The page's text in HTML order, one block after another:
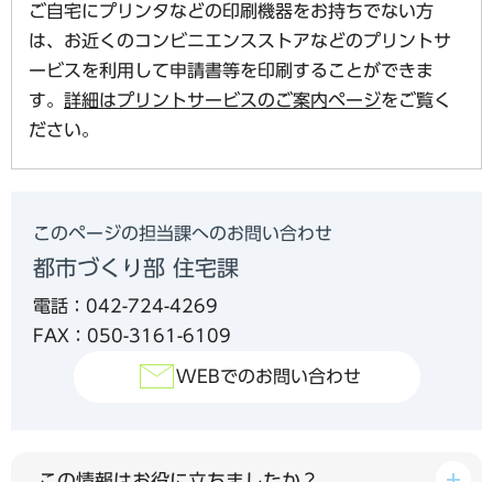
ご自宅にプリンタなどの印刷機器をお持ちでない方
は、お近くのコンビニエンスストアなどのプリントサ
ービスを利用して申請書等を印刷することができま
す。 詳細はプリントサービスのご案内ページをご覧く
ださい。
このページの担当課へのお問い合わせ
都市づくり部 住宅課
電話：042-724-4269
FAX：050-3161-6109
WEBでのお問い合わせ